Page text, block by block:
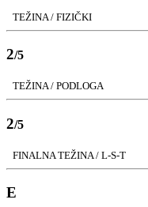
TEŽINA / FIZIČKI
2/5
TEŽINA / PODLOGA
2/5
FINALNA TEŽINA / L-S-T
E